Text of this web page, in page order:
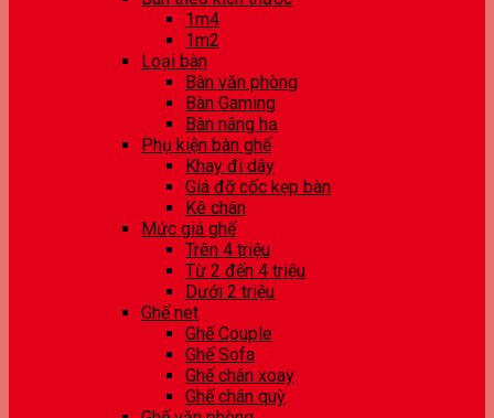
1m4
1m2
Loại bàn
Bàn văn phòng
Bàn Gaming
Bàn nâng hạ
Phụ kiện bàn ghế
Khay đi dây
Giá đỡ cốc kẹp bàn
Kê chân
Mức giá ghế
Trên 4 triệu
Từ 2 đến 4 triệu
Dưới 2 triệu
Ghế net
Ghế Couple
Ghế Sofa
Ghế chân xoay
Ghế chân quỳ